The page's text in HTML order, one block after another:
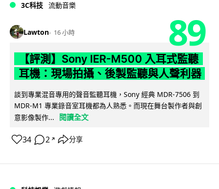
3C科技 流動音樂
Lawton 16 小時 89
【評測】Sony IER-M500 入耳式監聽
耳機：現場拍攝、後製監聽與人聲利器
談到專業混音專用的聲音監聽耳機，Sony 經典 MDR-7506 到
MDR-M1 專業錄音室耳機都為人熟悉。而現在舞台製作者與創
意影像製作...
閱讀全文
34 2 ↗ 分享